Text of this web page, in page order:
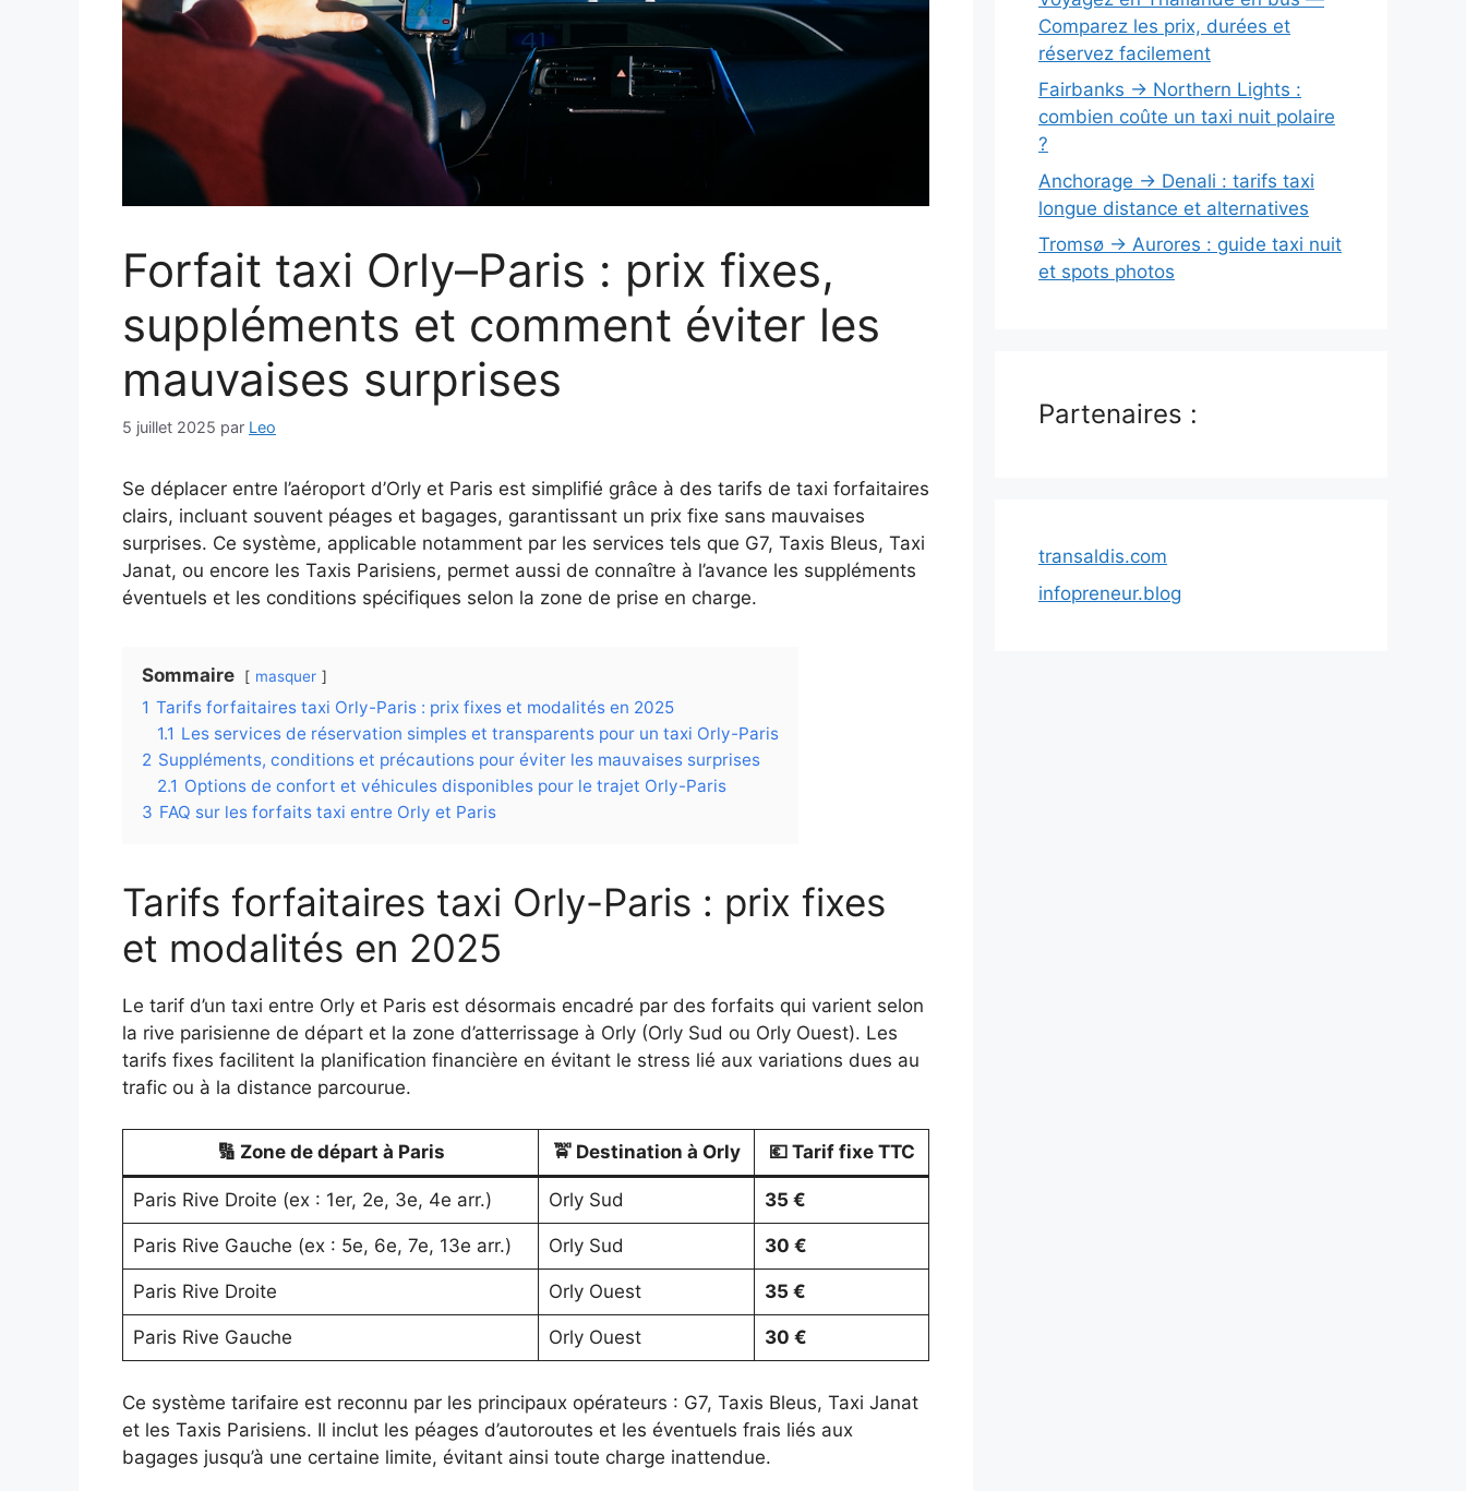
Forfait taxi Orly–Paris : prix fixes,
suppléments et comment éviter les
mauvaises surprises
5 juillet 2025 par Leo
Se déplacer entre l’aéroport d’Orly et Paris est simplifié grâce à des tarifs de taxi forfaitaires
clairs, incluant souvent péages et bagages, garantissant un prix fixe sans mauvaises
surprises. Ce système, applicable notamment par les services tels que G7, Taxis Bleus, Taxi
Janat, ou encore les Taxis Parisiens, permet aussi de connaître à l’avance les suppléments
éventuels et les conditions spécifiques selon la zone de prise en charge.
Sommaire masquer
1 Tarifs forfaitaires taxi Orly-Paris : prix fixes et modalités en 2025
1.1 Les services de réservation simples et transparents pour un taxi Orly-Paris
2 Suppléments, conditions et précautions pour éviter les mauvaises surprises
2.1 Options de confort et véhicules disponibles pour le trajet Orly-Paris
3 FAQ sur les forfaits taxi entre Orly et Paris
Tarifs forfaitaires taxi Orly-Paris : prix fixes
et modalités en 2025
Le tarif d’un taxi entre Orly et Paris est désormais encadré par des forfaits qui varient selon
la rive parisienne de départ et la zone d’atterrissage à Orly (Orly Sud ou Orly Ouest). Les
tarifs fixes facilitent la planification financière en évitant le stress lié aux variations dues au
trafic ou à la distance parcourue.
🔢 Zone de départ à Paris 🚖 Destination à Orly 💶 Tarif fixe TTC
Paris Rive Droite (ex : 1er, 2e, 3e, 4e arr.) Orly Sud 35 €
Paris Rive Gauche (ex : 5e, 6e, 7e, 13e arr.) Orly Sud 30 €
Paris Rive Droite Orly Ouest 35 €
Paris Rive Gauche Orly Ouest 30 €
Ce système tarifaire est reconnu par les principaux opérateurs : G7, Taxis Bleus, Taxi Janat
et les Taxis Parisiens. Il inclut les péages d’autoroutes et les éventuels frais liés aux
bagages jusqu’à une certaine limite, évitant ainsi toute charge inattendue.
Comparez les prix, durées et
réservez facilement
Fairbanks → Northern Lights :
combien coûte un taxi nuit polaire
?
Anchorage → Denali : tarifs taxi
longue distance et alternatives
Tromsø → Aurores : guide taxi nuit
et spots photos
Partenaires :
transaldis.com
infopreneur.blog